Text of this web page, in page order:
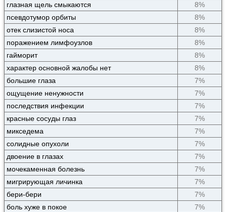
глазная щель смыкаются
8%
псевдотумор орбиты
8%
отек слизистой носа
8%
поражением лимфоузлов
8%
гайморит
8%
характер основной жалобы нет
8%
большие глаза
7%
ощущение ненужности
7%
последствия инфекции
7%
красные сосуды глаз
7%
микседема
7%
солидные опухоли
7%
двоение в глазах
7%
мочекаменная болезнь
7%
мигрирующая личинка
7%
бери-бери
7%
боль хуже в покое
7%